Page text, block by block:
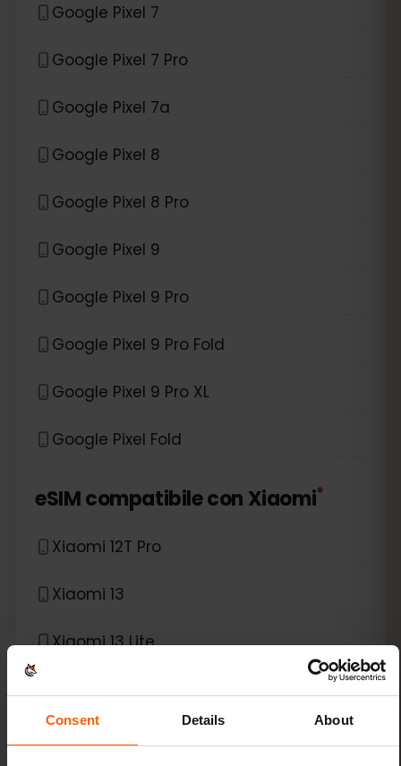
Consent Details About
Google Pixel 7
Google Pixel 7 Pro
Google Pixel 7a
Google Pixel 8
Google Pixel 8 Pro
Google Pixel 9
Google Pixel 9 Pro
Google Pixel 9 Pro Fold
Google Pixel 9 Pro XL
Google Pixel Fold
eSIM compatibile con Xiaomi*
Xiaomi 12T Pro
Xiaomi 13
Xiaomi 13 Lite